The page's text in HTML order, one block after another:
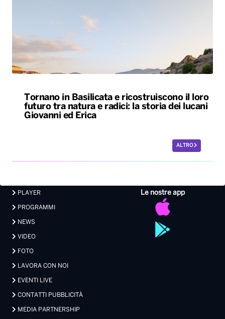
Tornano in Basilicata e ricostruiscono il loro
futuro tra natura e radici: la storia dei lucani
Giovanni ed Erica
ALTRO
Le nostre app
PLAYER
PROGRAMMI
NEWS
VIDEO
FOTO
LAVORA CON NOI
EVENTI LIVE
CONTATTI PUBBLICITÀ
MEDIA PARTNERSHIP